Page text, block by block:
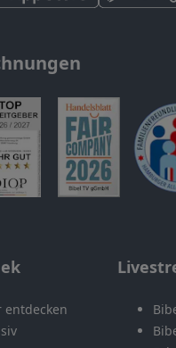
entdecken